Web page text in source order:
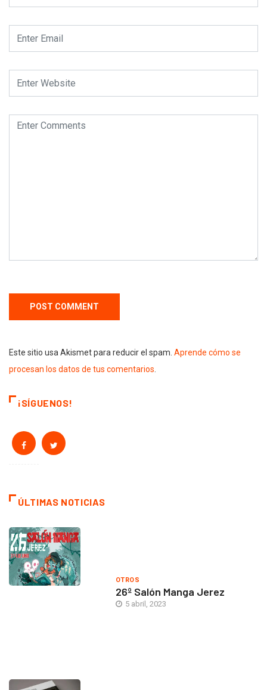
Este sitio usa Akismet para reducir el spam. Aprende cómo se
procesan los datos de tus comentarios
¡SÍGUENOS!
ÚLTIMAS NOTICIAS
OTROS
26º Salón Manga Jerez
5 abril, 2023